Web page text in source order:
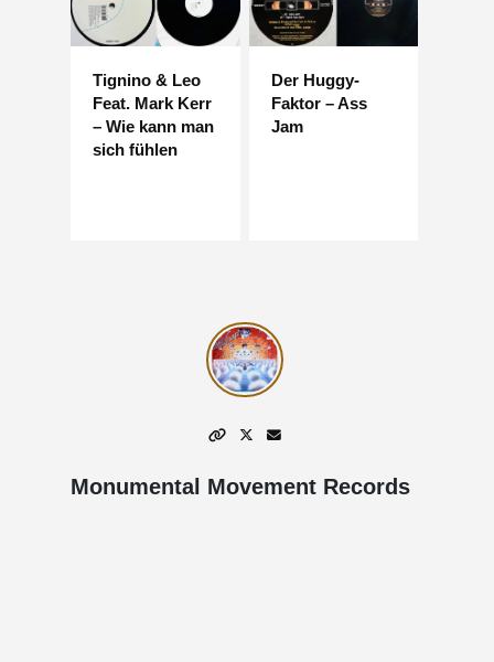
Tignino & Leo
Feat. Mark Kerr
– Wie kann man
sich fühlen
Der Huggy-
Faktor – Ass
Jam
Monumental Movement Records